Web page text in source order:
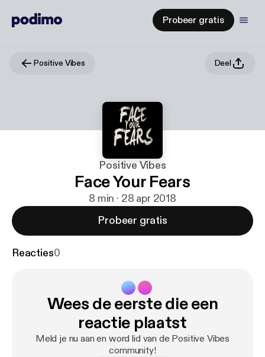
Probeer gratis
Positive Vibes Deel
Positive Vibes
Face Your Fears
8 min · 28 apr 2018
Probeer gratis
Reacties0
Wees de eerste die een
reactie plaatst
Meld je nu aan en word lid van de Positive Vibes
community!